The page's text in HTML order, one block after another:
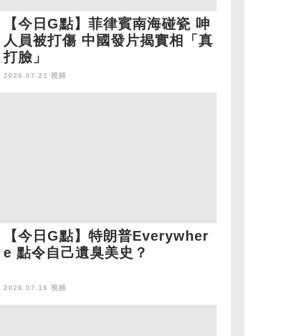
【今日G點】菲律賓南海碰瓷 呻
人員被打傷 中國發片揭實相「真
打臉」
2026.07.21 視頻
【今日G點】特朗普Everywher
e 點令自己遺臭美史？
2026.07.16 視頻